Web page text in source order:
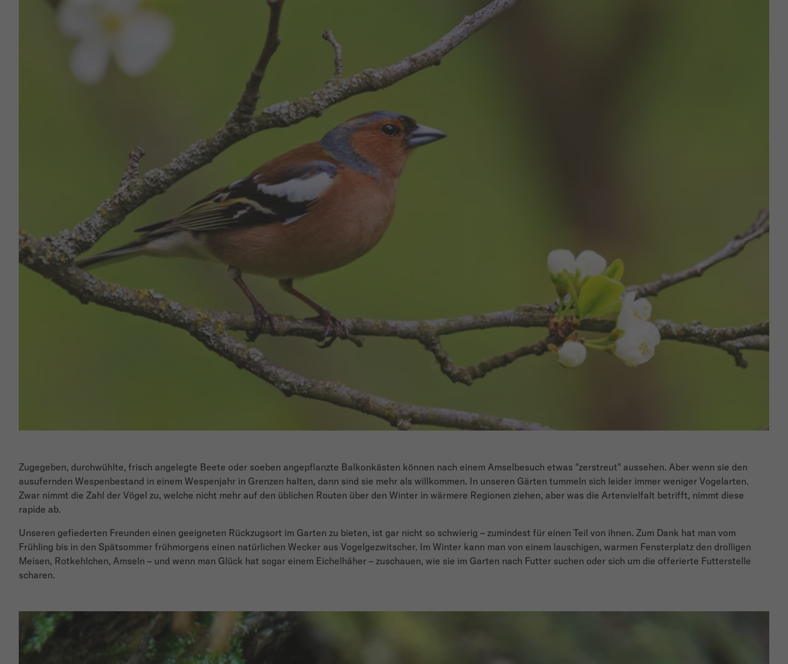
Zugegeben, durchwühlte, frisch angelegte Beete oder soeben angepflanzte Balkonkästen können nach einem Amselbesuch etwas "zerstreut" aussehen. Aber wenn sie den
ausufernden Wespenbestand in einem Wespenjahr in Grenzen halten, dann sind sie mehr als willkommen. In unseren Gärten tummeln sich leider immer weniger Vogelarten.
Zwar nimmt die Zahl der Vögel zu, welche nicht mehr auf den üblichen Routen über den Winter in wärmere Regionen ziehen, aber was die Artenvielfalt betrifft, nimmt diese
rapide ab.
Unseren gefiederten Freunden einen geeigneten Rückzugsort im Garten zu bieten, ist gar nicht so schwierig – zumindest für einen Teil von ihnen. Zum Dank hat man vom
Frühling bis in den Spätsommer frühmorgens einen natürlichen Wecker aus Vogelgezwitscher. Im Winter kann man von einem lauschigen, warmen Fensterplatz den drolligen
Meisen, Rotkehlchen, Amseln – und wenn man Glück hat sogar einem Eichelhäher – zuschauen, wie sie im Garten nach Futter suchen oder sich um die offerierte Futterstelle
scharen.